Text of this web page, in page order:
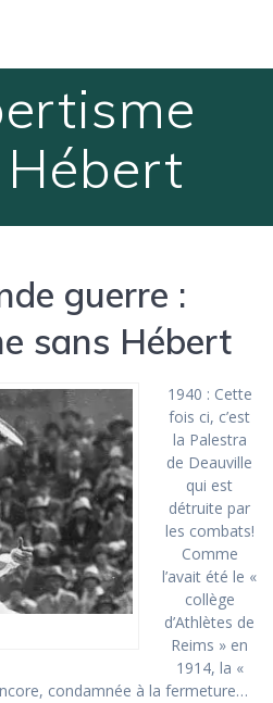
guerre :
sans Hébert
1940 : Cette
fois ci, c’est
la Palestra
de Deauville
qui est
détruite par
les combats!
Comme
l’avait été le «
collège
d’Athlètes de
Reims » en
1914, la «
condamnée à la fermeture…